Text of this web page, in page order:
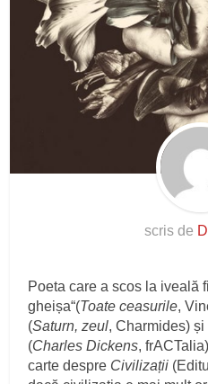
scris de
Poeta care a scos la iveală
gheișa“(Toate ceasurile,
(Saturn, zeul, Charmides) și
(Charles Dickens,
carte despre Civilizații